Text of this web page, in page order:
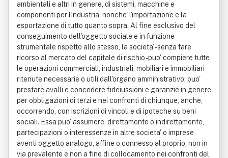
ambientali e altri in genere, di sistemi, macchine e
componenti per l'industria, nonche' l'importazione e la
esportazione di tutto quanto sopra. Al fine esclusivo del
conseguimento dell'oggetto sociale e in funzione
strumentale rispetto allo stesso, la societa' - senza fare
ricorso al mercato del capitale di rischio - puo' compiere tutte
le operazioni commerciali, industriali, mobiliari e immobiliari
ritenute necessarie o utili dall'organo amministrativo; puo'
prestare avalli e concedere fideiussioni e garanzie in genere
per obbligazioni di terzi e nei confronti di chiunque, anche,
occorrendo, con iscrizioni di vincoli e di ipoteche su beni
sociali. Essa puo' assumere, direttamente o indirettamente,
partecipazioni o interessenze in altre societa' o imprese
aventi oggetto analogo, affine o connesso al proprio, non in
via prevalente e non a fine di collocamento nei confronti del